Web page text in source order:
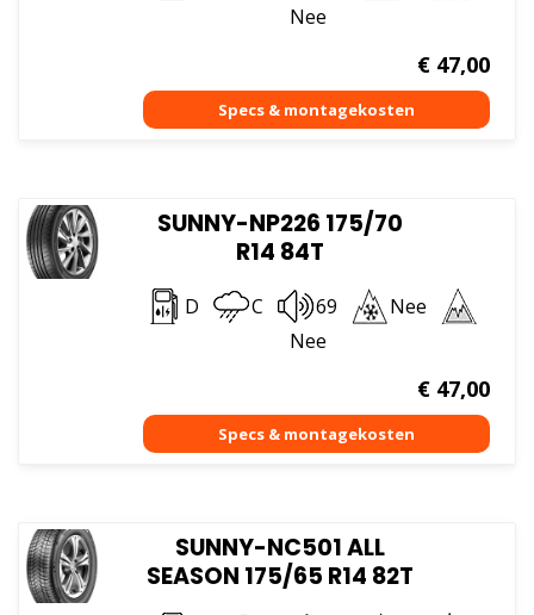
Nee
€47,00
SUNNY-NP226 175/70
R14 84T
D C 69
Nee
Nee
€47,00
SUNNY-NC501 ALL
SEASON 175/65 R14 82T